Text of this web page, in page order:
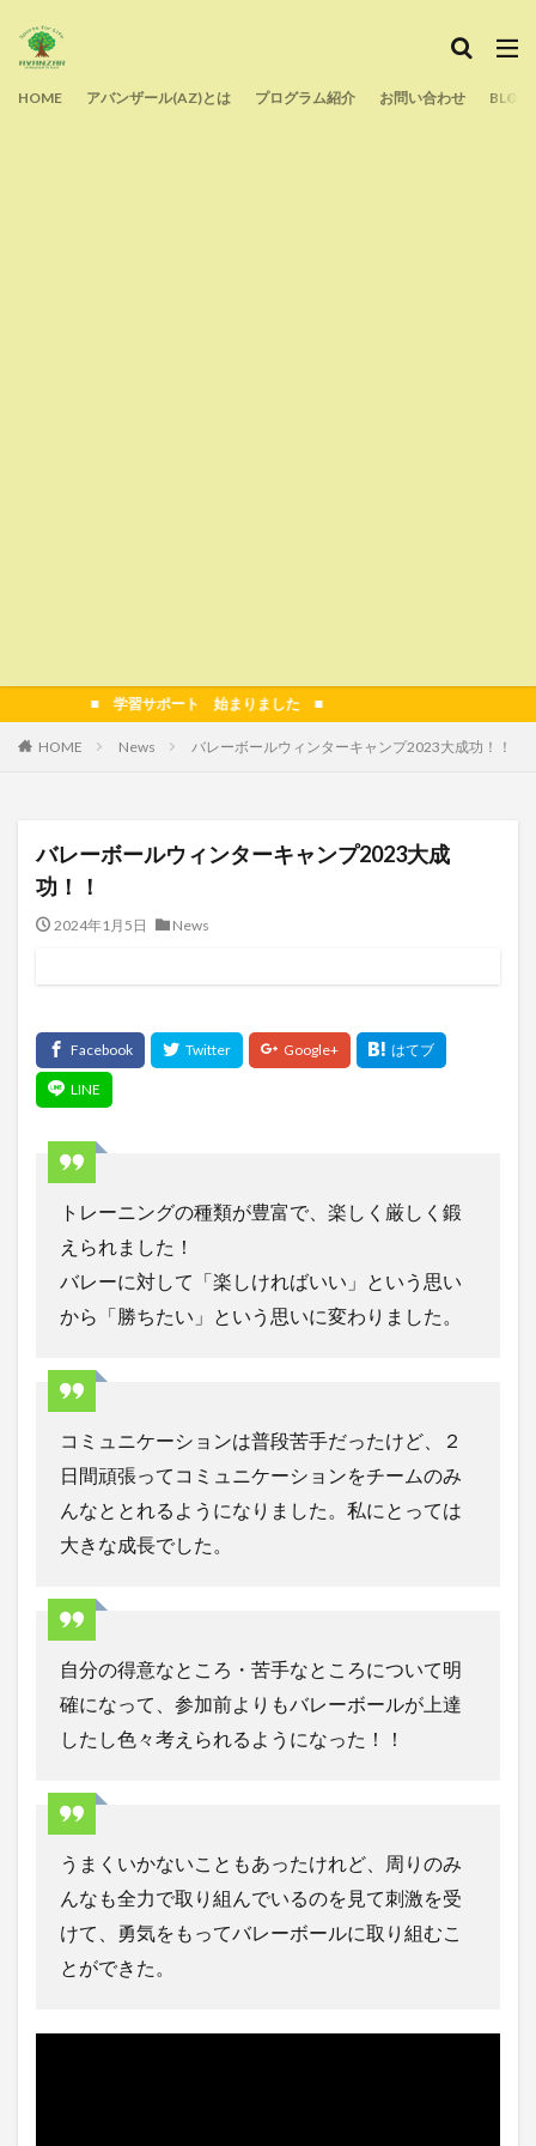
HOME アバンザール(AZ)とは プログラム紹介 お問い合わせ BLOG
■ 学習サポート 始まりました ■
HOME News バレーボールウィンターキャンプ2023大成功！！
バレーボールウィンターキャンプ2023大成
功！！
2024年1月5日 News
トレーニングの種類が豊富で、楽しく厳しく鍛
えられました！
バレーに対して「楽しければいい」という思い
から「勝ちたい」という思いに変わりました。
コミュニケーションは普段苦手だったけど、２
日間頑張ってコミュニケーションをチームのみ
んなととれるようになりました。私にとっては
大きな成長でした。
自分の得意なところ・苦手なところについて明
確になって、参加前よりもバレーボールが上達
したし色々考えられるようになった！！
うまくいかないこともあったけれど、周りのみ
んなも全力で取り組んでいるのを見て刺激を受
けて、勇気をもってバレーボールに取り組むこ
とができた。